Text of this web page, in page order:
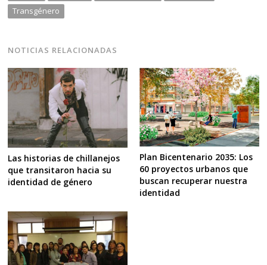
Transgénero
NOTICIAS RELACIONADAS
Las historias de chillanejos
que transitaron hacia su
identidad de género
Plan Bicentenario 2035: Los
60 proyectos urbanos que
buscan recuperar nuestra
identidad